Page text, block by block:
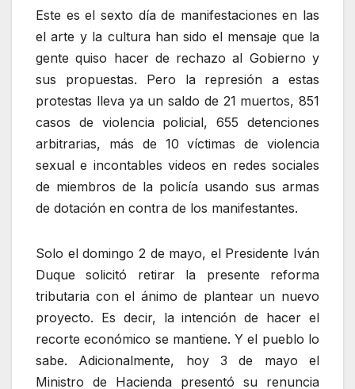
Este es el sexto día de manifestaciones en las
el arte y la cultura han sido el mensaje que la
gente quiso hacer de rechazo al Gobierno y
sus propuestas. Pero la represión a estas
protestas lleva ya un saldo de 21 muertos, 851
casos de violencia policial, 655 detenciones
arbitrarias, más de 10 víctimas de violencia
sexual e incontables videos en redes sociales
de miembros de la policía usando sus armas
de dotación en contra de los manifestantes.
Solo el domingo 2 de mayo, el Presidente Iván
Duque solicitó retirar la presente reforma
tributaria con el ánimo de plantear un nuevo
proyecto. Es decir, la intención de hacer el
recorte económico se mantiene. Y el pueblo lo
sabe. Adicionalmente, hoy 3 de mayo el
Ministro de Hacienda presentó su renuncia